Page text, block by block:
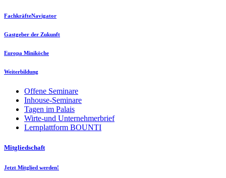
FachkräfteNavigator
Gastgeber der Zukunft
Europa Miniköche
Weiterbildung
Offene Seminare
Inhouse-Seminare
Tagen im Palais
Wirte-und Unternehmerbrief
Lernplattform BOUNTI
Mitgliedschaft
Jetzt Mitglied werden!